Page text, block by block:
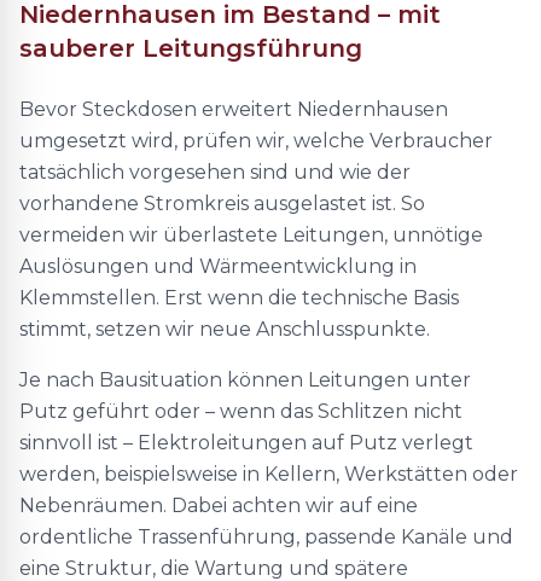
Niedernhausen im Bestand – mit
sauberer Leitungsführung
Bevor Steckdosen erweitert Niedernhausen
umgesetzt wird, prüfen wir, welche Verbraucher
tatsächlich vorgesehen sind und wie der
vorhandene Stromkreis ausgelastet ist. So
vermeiden wir überlastete Leitungen, unnötige
Auslösungen und Wärmeentwicklung in
Klemmstellen. Erst wenn die technische Basis
stimmt, setzen wir neue Anschlusspunkte.
Je nach Bausituation können Leitungen unter
Putz geführt oder – wenn das Schlitzen nicht
sinnvoll ist – Elektroleitungen auf Putz verlegt
werden, beispielsweise in Kellern, Werkstätten oder
Nebenräumen. Dabei achten wir auf eine
ordentliche Trassenführung, passende Kanäle und
eine Struktur, die Wartung und spätere